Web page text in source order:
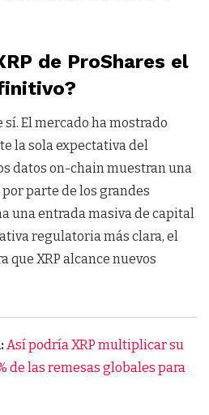
de ProShares el
El mercado ha mostrado
la sola expectativa del
datos on-chain muestran una
parte de los grandes
una entrada masiva de capital
regulatoria más clara, el
que XRP alcance nuevos
Así podría XRP multiplicar su
de las remesas globales para